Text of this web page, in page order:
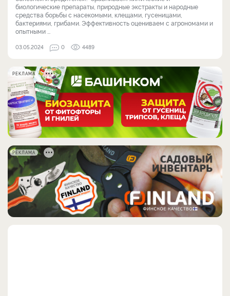
биологические препараты, природные экстракты и народные
средства борьбы с насекомыми, клещами, гусеницами,
бактериями, грибами. Эффективность оцениваем с агрономами и
опытными ...
03.05.2024 0 4489
РЕКЛАМА
РЕКЛАМА